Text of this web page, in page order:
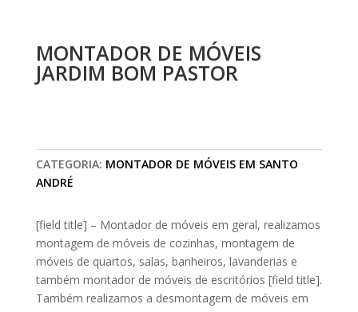
MONTADOR DE MÓVEIS
JARDIM BOM PASTOR
CATEGORIA: MONTADOR DE MÓVEIS EM SANTO
ANDRÉ
[field title] – Montador de móveis em geral, realizamos
montagem de móveis de cozinhas, montagem de
móveis de quartos, salas, banheiros, lavanderias e
também montador de móveis de escritórios [field title].
Também realizamos a desmontagem de móveis em